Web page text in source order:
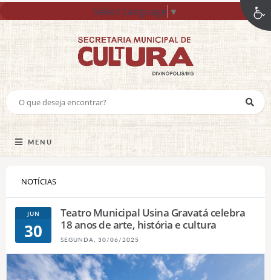
Select Language ▼
MENU
NOTÍCIAS
JUN
30
Teatro Municipal Usina Gravatá celebra
18 anos de arte, história e cultura
SEGUNDA, 30/06/2025